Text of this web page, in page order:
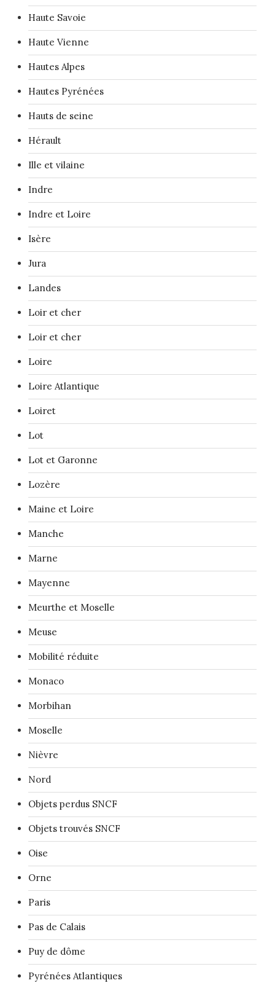
Haute Savoie
Haute Vienne
Hautes Alpes
Hautes Pyrénées
Hauts de seine
Hérault
Ille et vilaine
Indre
Indre et Loire
Isère
Jura
Landes
Loir et cher
Loir et cher
Loire
Loire Atlantique
Loiret
Lot
Lot et Garonne
Lozère
Maine et Loire
Manche
Marne
Mayenne
Meurthe et Moselle
Meuse
Mobilité réduite
Monaco
Morbihan
Moselle
Nièvre
Nord
Objets perdus SNCF
Objets trouvés SNCF
Oise
Orne
Paris
Pas de Calais
Puy de dôme
Pyrénées Atlantiques